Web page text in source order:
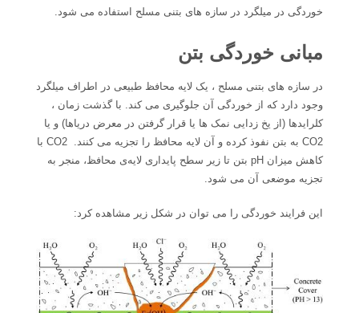
خوردگی در میلگرد در سازه های بتنی مسلح استفاده می شود.
مبانی خوردگی بتن
در سازه های بتنی مسلح ، یک لایه محافظ طبیعی در اطراف میلگرد
وجود دارد که از خوردگی آن جلوگیری می کند. با گذشت زمان ،
کلرایدها (از یخ زدایی نمک ها یا قرار گرفتن در معرض دریاها) و یا
CO2 به بتن نفوذ کرده و آن لایه محافظ را تجزیه می کنند. CO2 با
کاهش میزان pH بتن تا زیر سطح پایداری لایه‌ی محافظ، منجر به
تجزیه موضعی آن می شود.
این فرایند خوردگی را می توان در شکل زیر مشاهده کرد: